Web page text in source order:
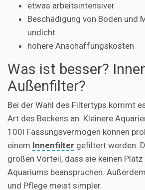
etwas arbeitsintensiver
Beschädigung von Boden und
undicht
höhere Anschaffungskosten
Was ist besser?
Außenfilter?
Bei der Wahl des Filtertyps kommt
Art des Beckens an. Kleinere
100l Fassungsvermögen können
einem Innenfilter gefiltert werden.
großen Vorteil, dass sie keinen
Aquariums beanspruchen.
und Pflege meist simpler.